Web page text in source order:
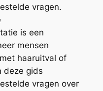
vragen.
is een
mensen
haaruitval of
deze gids
vragen over